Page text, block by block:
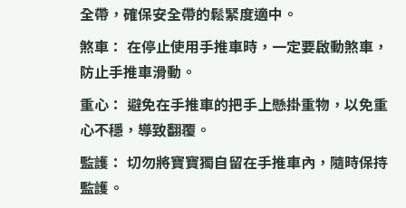
全帶，確保安全帶的鬆緊度適中。
煞車： 在停止使用手推車時，一定要啟動煞車，
防止手推車滑動。
重心： 避免在手推車的把手上懸掛重物，以免重
心不穩，導致翻覆。
監護： 切勿將寶寶獨自留在手推車內，隨時保持
監護。